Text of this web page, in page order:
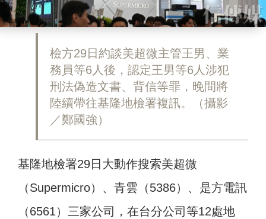
檢方29日約談美超微主管王男、業
務員等6人後，認定王男等6人涉犯
刑法偽造文書、背信等罪，晚間將
陸續帶往基隆地檢署複訊。（攝影
／鄭國強）
基隆地檢署29日大動作搜索美超微
（Supermicro）、青雲（5386）、是方電訊
（6561）三家公司，在台分公司等12處地